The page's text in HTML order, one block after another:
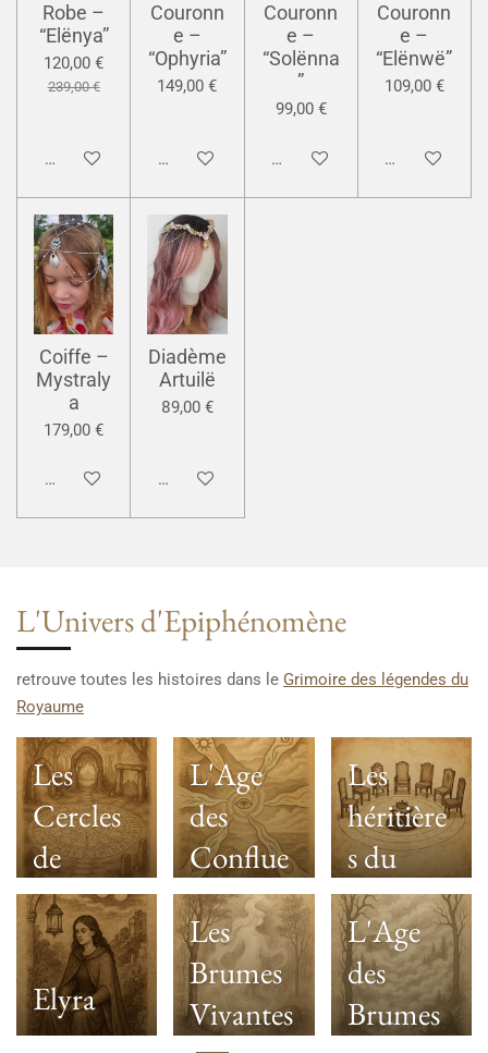
Robe –
“Elënya”
120,00 €
239,00 €
Ajouter au panier
Couronn
e –
“Ophyria”
149,00 €
Ajouter au panier
Couronn
e –
“Solënna
”
99,00 €
Ajouter au panier
Couronn
e –
“Elënwë”
109,00 €
Ajouter au
Coiffe –
Mystraly
a
179,00 €
Ajouter au panier
Diadème
Artuilë
89,00 €
Ajouter au panier
L'Univers d'Epiphénomène
retrouve toutes les histoires dans le Grimoire des légendes du
Royaume
Les
Cercles
de
Passage
L'Age
des
Conflue
nces
Les
héritière
s du
trône
vide
Elyra
Les
Brumes
Vivantes
L'Age
des
Brumes